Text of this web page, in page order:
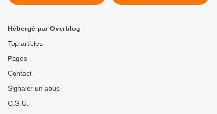
Hébergé par Overblog
Top articles
Pages
Contact
Signaler un abus
C.G.U.